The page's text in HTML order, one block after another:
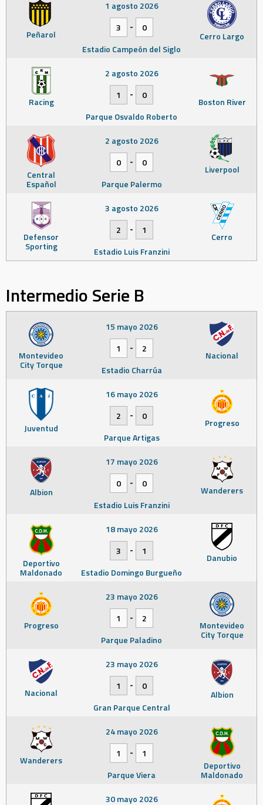
Peñarol Cerro Largo
1 agosto 2026
3
-
0
Estadio Campeón del Siglo
Racing Boston River
2 agosto 2026
1
-
0
Parque Osvaldo Roberto
Central
Español
Liverpool
2 agosto 2026
0
-
0
Parque Palermo
Defensor
Sporting
Cerro
3 agosto 2026
2
-
1
Estadio Luis Franzini
Intermedio Serie B
Montevideo
City Torque
Nacional
15 mayo 2026
1
-
2
Estadio Charrúa
Juventud Progreso
16 mayo 2026
2
-
0
Parque Artigas
Albion Wanderers
17 mayo 2026
0
-
0
Estadio Luis Franzini
Deportivo
Maldonado
Danubio
18 mayo 2026
3
-
1
Estadio Domingo Burgueño
Progreso Montevideo
City Torque
23 mayo 2026
1
-
2
Parque Paladino
Nacional Albion
23 mayo 2026
1
-
0
Gran Parque Central
Wanderers Deportivo
Maldonado
24 mayo 2026
1
-
1
Parque Viera
30 mayo 2026